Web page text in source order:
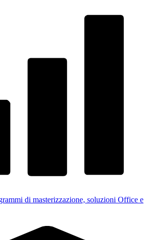
di masterizzazione, soluzioni Office e